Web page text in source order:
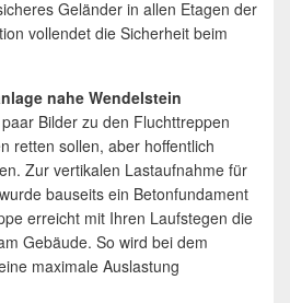
Geländer in allen Etagen der
vollendet die Sicherheit beim
nahe Wendelstein
Bilder zu den Fluchttreppen
retten sollen, aber hoffentlich
Zur vertikalen Lastaufnahme für
bauseits ein Betonfundament
erreicht mit Ihren Laufstegen die
Gebäude. So wird bei dem
maximale Auslastung